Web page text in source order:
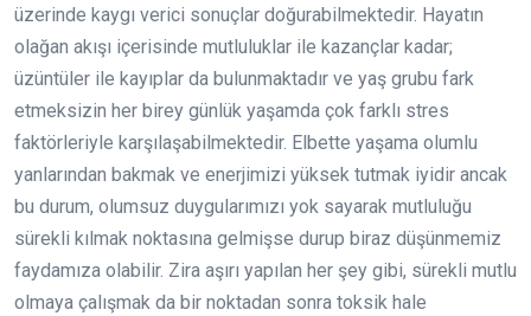
üzerinde kaygı verici sonuçlar doğurabilmektedir. Hayatın
olağan akışı içerisinde mutluluklar ile kazançlar kadar;
üzüntüler ile kayıplar da bulunmaktadır ve yaş grubu fark
etmeksizin her birey günlük yaşamda çok farklı stres
faktörleriyle karşılaşabilmektedir. Elbette yaşama olumlu
yanlarından bakmak ve enerjimizi yüksek tutmak iyidir ancak
bu durum, olumsuz duygularımızı yok sayarak mutluluğu
sürekli kılmak noktasına gelmişse durup biraz düşünmemiz
faydamıza olabilir. Zira aşırı yapılan her şey gibi, sürekli mutlu
olmaya çalışmak da bir noktadan sonra toksik hale